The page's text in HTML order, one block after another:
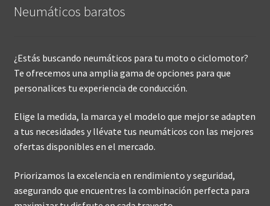
Neumáticos baratos
¿Estás buscando neumáticos para tu moto o ciclomotor?
Te ofrecemos una amplia gama de opciones para que
personalices tu experiencia de conducción.
Elige la medida, la marca y el modelo que mejor se adapten
a tus necesidades y llévate tus neumáticos con las mejores
ofertas disponibles en el mercado.
Priorizamos la excelencia en rendimiento y seguridad,
asegurando que encuentres la combinación perfecta para